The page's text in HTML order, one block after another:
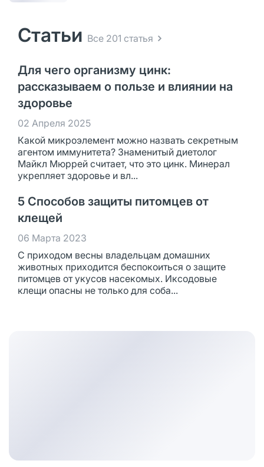
Статьи Все 201 статья
Для чего организму цинк:
рассказываем о пользе и влиянии на
здоровье
02 Апреля 2025
Какой микроэлемент можно назвать секретным
агентом иммунитета? Знаменитый диетолог
Майкл Мюррей считает, что это цинк. Минерал
укрепляет здоровье и вл...
5 Способов защиты питомцев от
клещей
06 Марта 2023
С приходом весны владельцам домашних
животных приходится беспокоиться о защите
питомцев от укусов насекомых. Иксодовые
клещи опасны не только для соба...